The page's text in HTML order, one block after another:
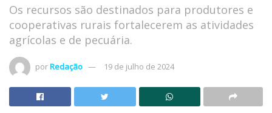
Os recursos são destinados para produtores e
cooperativas rurais fortalecerem as atividades
agrícolas e de pecuária.
porRedação 19 de julho de 2024